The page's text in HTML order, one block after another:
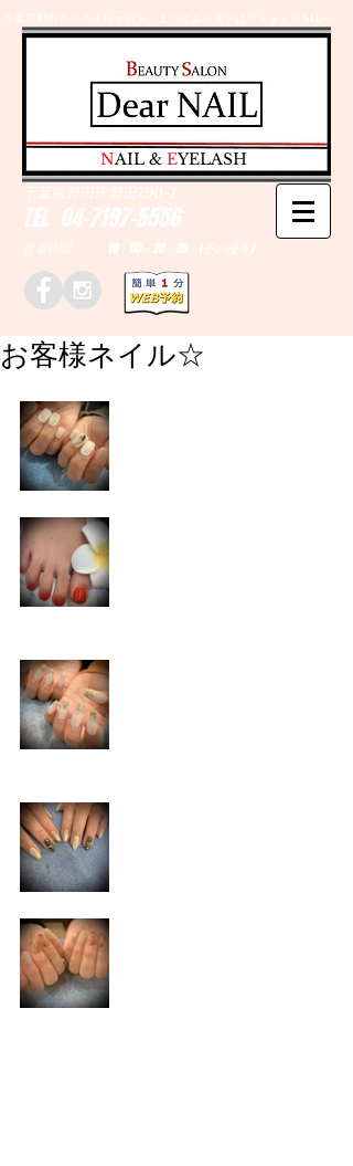
千葉県野田市のネイルサロン、まつげエクステはＤｅａｒＮAILへ
TEL 04-7197-5556
営業時間 10：00～20：00 (予約優先)
千葉県野田市野田790-1
​NAIL & EYELASH
お客様ネイル☆